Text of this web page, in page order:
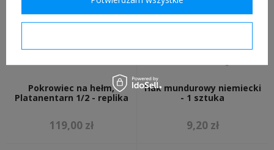
Pokrowiec na hełm,
Platanentarn 1/2 - replika
119,00 zł
Hak mundurowy niemiecki
- 1 sztuka
9,20 zł